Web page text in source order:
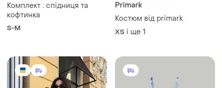
Комплект : спідниця та
кофтинка
S-M
Primark
Костюм від primark
ХS і ще 1